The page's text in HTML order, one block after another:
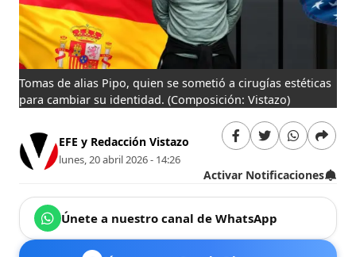
Tomas de alias Pipo, quien se sometió a cirugías estéticas
para cambiar su identidad. (Composición: Vistazo)
EFE y Redacción Vistazo
lunes, 20 abril 2026 - 14:26
Activar Notificaciones
Únete a nuestro canal de WhatsApp